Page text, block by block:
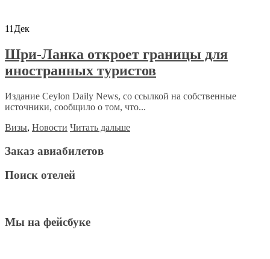
11 Дек
Шри-Ланка откроет границы для
иностранных туристов
Издание Ceylon Daily News, со ссылкой на собственные
источники, сообщило о том, что...
Визы, Новости Читать дальше
Заказ авиабилетов
Поиск отелей
Мы на фейсбуке